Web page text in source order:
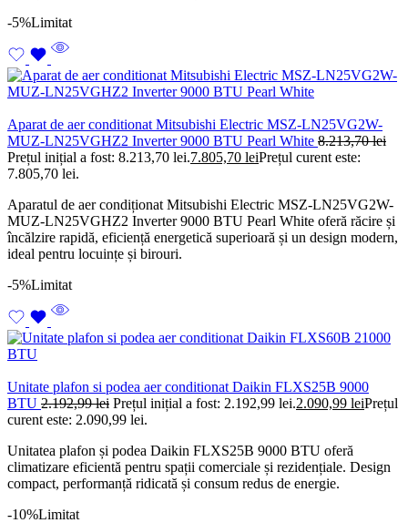
-5%Limitat
Aparat de aer conditionat Mitsubishi Electric MSZ-LN25VG2W-
MUZ-LN25VGHZ2 Inverter 9000 BTU Pearl White 8.213,70lei
Prețul inițial a fost: 8.213,70 lei.7.805,70 leiPrețul curent este:
7.805,70 lei.
Aparatul de aer condiționat Mitsubishi Electric MSZ-LN25VG2W-
MUZ-LN25VGHZ2 Inverter 9000 BTU Pearl White oferă răcire și
încălzire rapidă, eficiență energetică superioară și un design modern,
ideal pentru locuințe și birouri.
-5%Limitat
Unitate plafon si podea aer conditionat Daikin FLXS25B 9000
BTU 2.192,99lei Prețul inițial a fost: 2.192,99 lei.2.090,99 leiPrețul
curent este: 2.090,99 lei.
Unitatea plafon și podea Daikin FLXS25B 9000 BTU oferă
climatizare eficientă pentru spații comerciale și rezidențiale. Design
compact, performanță ridicată și consum redus de energie.
-10%Limitat